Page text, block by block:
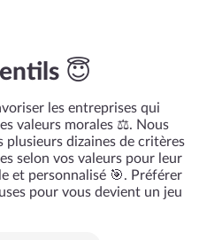
😇
les entreprises qui
valeurs morales ⚖️. Nous
plusieurs dizaines de critères
selon vos valeurs pour leur
et personnalisé 🎯. Préférer
pour vous devient un jeu